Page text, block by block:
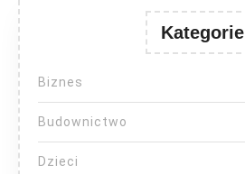
Kategorie
Biznes
Budownictwo
Dzieci